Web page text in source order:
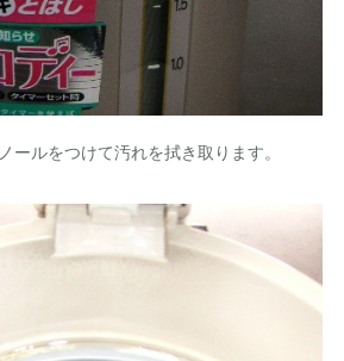
ールをつけて汚れを拭き取ります。